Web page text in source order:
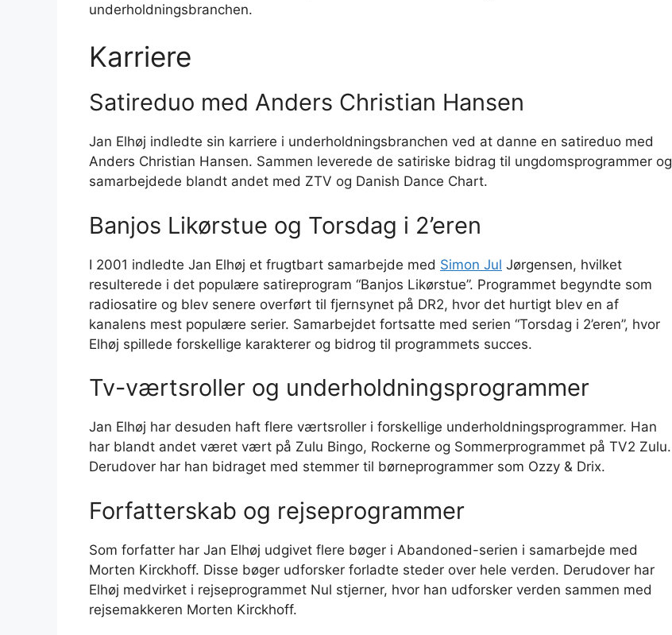
underholdningsbranchen.
Karriere
Satireduo med Anders Christian Hansen
Jan Elhøj indledte sin karriere i underholdningsbranchen ved at danne en satireduo med
Anders Christian Hansen. Sammen leverede de satiriske bidrag til ungdomsprogrammer og
samarbejdede blandt andet med ZTV og Danish Dance Chart.
Banjos Likørstue og Torsdag i 2’eren
I 2001 indledte Jan Elhøj et frugtbart samarbejde med Simon Jul Jørgensen, hvilket
resulterede i det populære satireprogram “Banjos Likørstue”. Programmet begyndte som
radiosatire og blev senere overført til fjernsynet på DR2, hvor det hurtigt blev en af
kanalens mest populære serier. Samarbejdet fortsatte med serien “Torsdag i 2’eren”, hvor
Elhøj spillede forskellige karakterer og bidrog til programmets succes.
Tv-værtsroller og underholdningsprogrammer
Jan Elhøj har desuden haft flere værtsroller i forskellige underholdningsprogrammer. Han
har blandt andet været vært på Zulu Bingo, Rockerne og Sommerprogrammet på TV2 Zulu.
Derudover har han bidraget med stemmer til børneprogrammer som Ozzy & Drix.
Forfatterskab og rejseprogrammer
Som forfatter har Jan Elhøj udgivet flere bøger i Abandoned-serien i samarbejde med
Morten Kirckhoff. Disse bøger udforsker forladte steder over hele verden. Derudover har
Elhøj medvirket i rejseprogrammet Nul stjerner, hvor han udforsker verden sammen med
rejsemakkeren Morten Kirckhoff.